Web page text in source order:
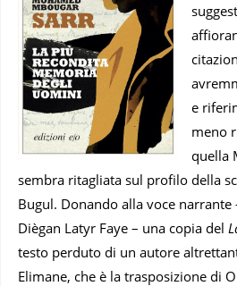
e
meno
quella
sembra ritagliata sul profilo della
Bugul. Donando alla voce narrante
Diègan Latyr Faye – una copia del
testo perduto di un autore
Elimane, che è la trasposizione di